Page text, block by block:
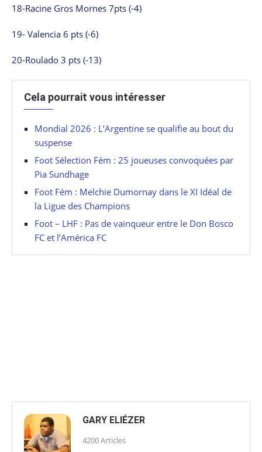
18-Racine Gros Mornes 7pts (-4)
19- Valencia 6 pts (-6)
20-Roulado 3 pts (-13)
Cela pourrait vous intéresser
Mondial 2026 : L’Argentine se qualifie au bout du
suspense
Foot Sélection Fém : 25 joueuses convoquées par
Pia Sundhage
Foot Fém : Melchie Dumornay dans le XI Idéal de
la Ligue des Champions
Foot – LHF : Pas de vainqueur entre le Don Bosco
FC et l’América FC
GARY ELIÉZER
4200 Articles